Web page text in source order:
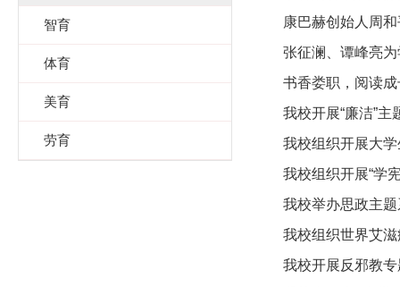
智育
体育
美育
劳育
康巴赫创始人周
张征澜、谭峰亮为
书香娄职，阅读成
我校开展“廉洁”主
我校组织开展大学
我校组织开展“学
我校举办思政主
我校组织世界艾
我校开展反邪教